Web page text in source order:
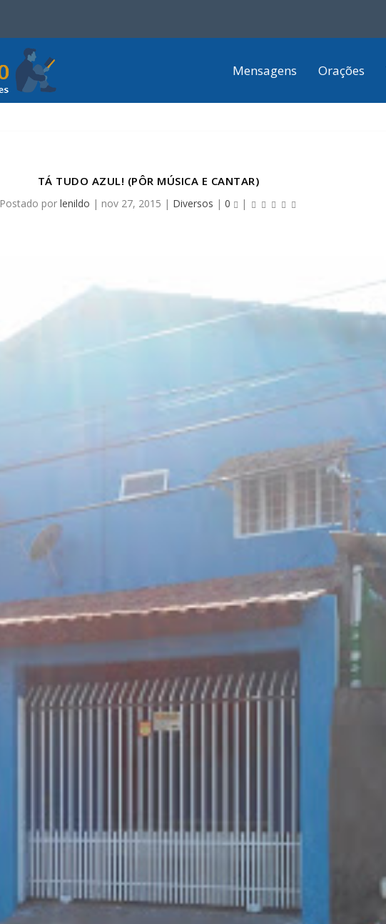
Mensagens Orações
TÁ TUDO AZUL! (PÔR MÚSICA E CANTAR)
Postado porlenildo | nov 27, 2015 | Diversos |0 |